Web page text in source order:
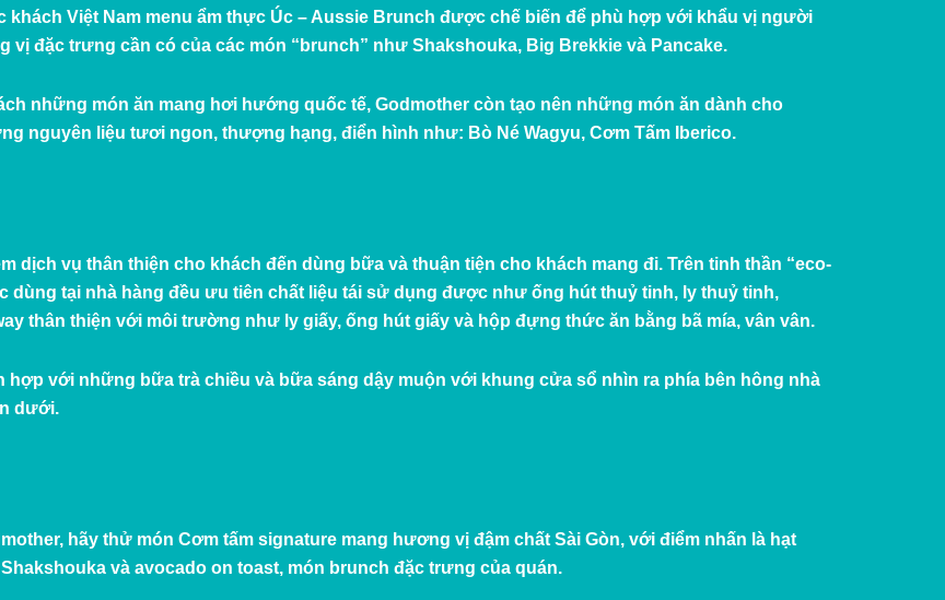
khách Việt Nam menu ẩm thực Úc – Aussie Brunch được chế biến để phù hợp với khẩu vị người
đặc trưng cần có của các món “brunch” như Shakshouka, Big Brekkie và Pancake.
những món ăn mang hơi hướng quốc tế, Godmother còn tạo nên những món ăn dành cho
nguyên liệu tươi ngon, thượng hạng, điển hình như: Bò Né Wagyu, Cơm Tấm Iberico.
dịch vụ thân thiện cho khách đến dùng bữa và thuận tiện cho khách mang đi. Trên tinh thần “eco-
dùng tại nhà hàng đều ưu tiên chất liệu tái sử dụng được như ống hút thuỷ tinh, ly thuỷ tinh,
thân thiện với môi trường như ly giấy, ống hút giấy và hộp đựng thức ăn bằng bã mía, vân vân.
hợp với những bữa trà chiều và bữa sáng dậy muộn với khung cửa sổ nhìn ra phía bên hông nhà
dưới.
hãy thử món Cơm tấm signature mang hương vị đậm chất Sài Gòn, với điểm nhấn là hạt
Shakshouka và avocado on toast, món brunch đặc trưng của quán.